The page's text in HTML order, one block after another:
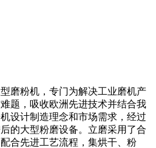
磨粉机，专门为解决工业磨机产
题，吸收欧洲先进技术并结合我
设计制造理念和市场需求，经过
的大型粉磨设备。立磨采用了合
合先进工艺流程，集烘干、粉